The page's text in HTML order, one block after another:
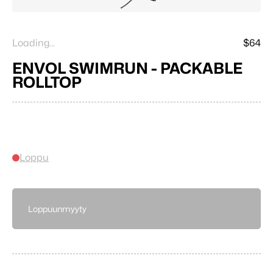
ENVOL SWIMRUN - PACKABLE
ROLLTOP
Loading... $64
Loppu
Loppuunmyyty